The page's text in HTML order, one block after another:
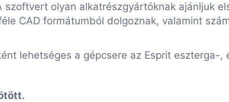
olyan alkatrészgyártóknak ajánljuk
CAD formátumból dolgoznak, valamint
lehetséges a gépcsere az Esprit eszterga-,